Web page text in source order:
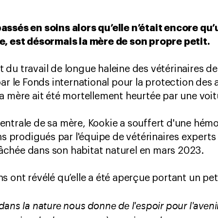
en soins alors qu’elle n’était encore
est désormais la mère de son propre petit.
du travail de longue haleine des vétérinaires
le Fonds international pour la protection des
mère ait été mortellement heurtée par une
de sa mère, Kookie a souffert d'une
prodigués par l'équipe de vétérinaires experts
dans son habitat naturel en mars 2023.
ont révélé qu’elle a été aperçue portant un
la nature nous donne de l'espoir pour